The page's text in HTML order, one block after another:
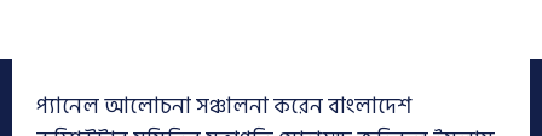
প্যানেল আলোচনা সঞ্চালনা করেন বাংলাদেশ